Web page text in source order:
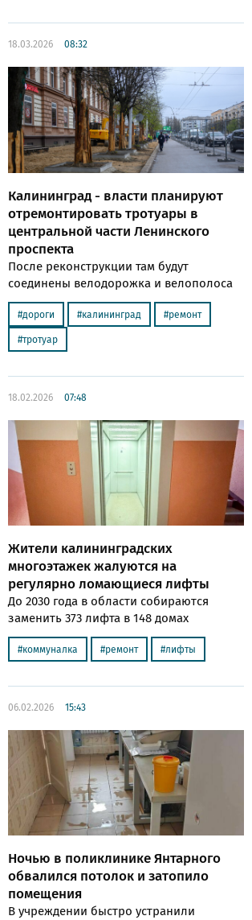
18.03.2026 08:32
Калининград - власти планируют
отремонтировать тротуары в
центральной части Ленинского
проспекта
После реконструкции там будут
соединены велодорожка и велополоса
дороги калининград ремонт
тротуар
18.02.2026 07:48
Жители калининградских
многоэтажек жалуются на
регулярно ломающиеся лифты
До 2030 года в области собираются
заменить 373 лифта в 148 домах
коммуналка ремонт лифты
06.02.2026 15:43
Ночью в поликлинике Янтарного
обвалился потолок и затопило
помещения
В учреждении быстро устранили